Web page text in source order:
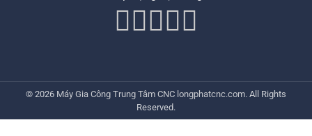
© 2026 Máy Gia Công Trung Tâm CNC longphatcnc.com. All Rights
Reserved.